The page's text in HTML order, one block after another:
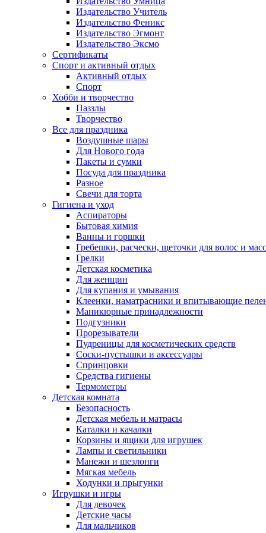
Издательство Учитель
Издательство Феникс
Издательство Эгмонт
Издательство Эксмо
Сертификаты
Спорт и активный отдых
Активный отдых
Спорт
Хобби и творчество
Паззлы
Творчество
Все для праздника
Воздушные шары
Для Нового года
Пакеты и сумки
Посуда для праздника
Разное
Свечи для торта
Гигиена и уход
Аспираторы
Бытовая химия
Ванны и горшки
Гребешки, расчески, щеточки для волос и
Грелки
Детская косметика
Для женщин
Для купания и умывания
Клеенки, наматрасники и впитывающие
Маникюрные принадлежности
Подгузники
Прорезыватели
Пудреницы для косметических средств
Соски-пустышки и аксессуары
Спринцовки
Средства гигиены
Термометры
Детская комната
Безопасность
Детская мебель и матрасы
Каталки и качалки
Корзины и ящики для игрушек
Лампы и светильники
Манежи и шезлонги
Мягкая мебель
Ходунки и прыгунки
Игрушки и игры
Для девочек
Детские часы
Для мальчиков